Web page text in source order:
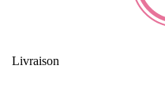
Livraison